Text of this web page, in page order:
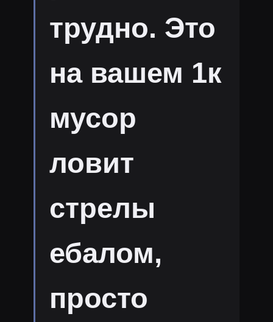
трудно. Это
на вашем 1к
мусор
ловит
стрелы
ебалом,
просто